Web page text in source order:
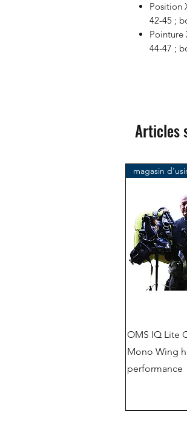
Position
42-45 ;
Pointure
44-47 ;
Articles
magasin
OMS IQ Lite
Mono Wing
performance